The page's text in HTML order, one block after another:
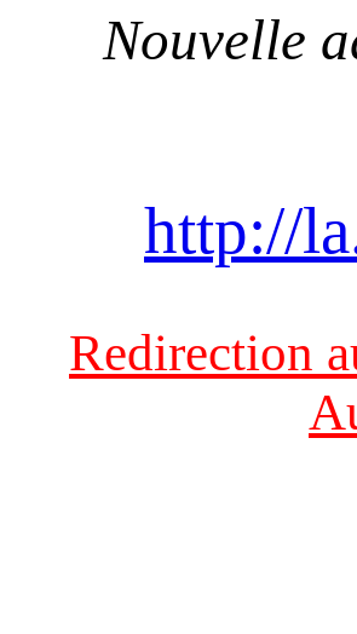
Nouvelle
http://
Redirection